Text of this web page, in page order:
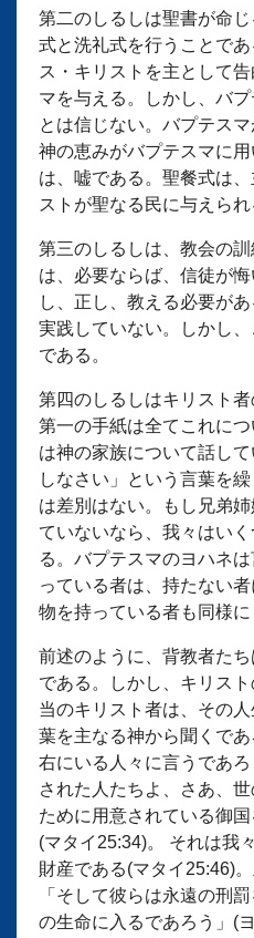
第二のしるしは聖書が命
式と洗礼式を行うことで
ス・キリストを主として
マを与える。しかし、バ
とは信じない。バプテス
神の恵みがバプテスマに
は、嘘である。聖餐式は
ストが聖なる民に与えられ
第三のしるしは、教会の
は、必要ならば、信徒が
し、正し、教える必要が
実践していない。しかし
である。
第四のしるしはキリスト
第一の手紙は全てこれに
は神の家族について話し
しなさい」という言葉を
は差別はない。もし兄弟
ていないなら、我々はい
る。バプテスマのヨハネ
っている者は、持たない
物を持っている者も同様に
前述のように、背教者た
である。しかし、キリス
当のキリスト者は、その
葉を主なる神から聞くで
右にいる人々に言うであ
された人たちよ、さあ、
ために用意されている御国
(マタイ25:34)。 それは我
財産である(マタイ25:46)
「そして彼らは永遠の刑
の生命に入るであろう」(